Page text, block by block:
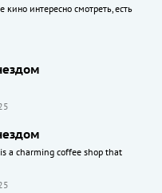
кино интересно смотреть, есть
a charming coffee shop that